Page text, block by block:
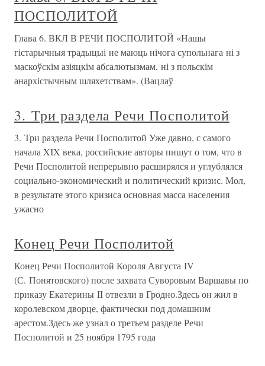
ПОСПОЛИТОЙ
Глава 6. ВКЛ В РЕЧИ ПОСПОЛИТОЙ «Нашы
гістарычныя традыцыі не маюць нічога супольнага ні з
маскоўскім азіяцкім абсалютызмам, ні з польскім
анархістычным шляхетствам». (Вацлаў
3. Три раздела Речи Посполитой
3. Три раздела Речи Посполитой Уже давно, с самого
начала XIX века, российские авторы пишут о том, что в
Речи Посполитой непрерывно расширялся и углублялся
социально-экономический и политический кризис. Мол,
в результате этого кризиса основная масса населения
ужасно
Конец Речи Посполитой
Конец Речи Посполитой Короля Августа IV
(С. Понятовского) после захвата Суворовым Варшавы по
приказу Екатерины II отвезли в Гродно.Здесь он жил в
королевском дворце, фактически под домашним
арестом.Здесь же узнал о третьем разделе Речи
Посполитой и 25 ноября 1795 года